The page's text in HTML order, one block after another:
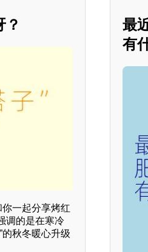
？
一起分享烤红
调的是在寒冷
秋冬暖心升级
最
有